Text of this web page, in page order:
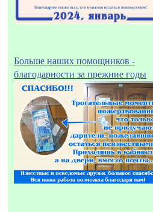
Больше наших помощников -
благодарности за прежние годы